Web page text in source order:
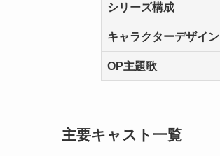
シリーズ構成
キャラクターデザイン
OP主題歌
主要キャスト一覧